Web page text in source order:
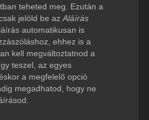
teheted meg. Ezután a
jelöld be az Aláírás
automatikusan is
ehhez is a
kell megváltoztatnod a
teszel, az egyes
a megfelelő opció
megadhatod, hogy ne